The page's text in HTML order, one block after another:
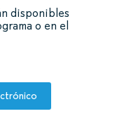
disponibles
o en el